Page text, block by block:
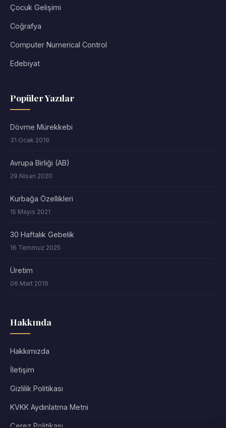
Çocuk Gelişimi
Coğrafya
Computer Numerical Control
Edebiyat
Popüler Yazılar
Dövme Mürekkebi
31 Ocak 2019
Avrupa Birliği (AB)
29 Nisan 2020
Kurbağa Özellikleri
15 Mayıs 2021
30 Haftalık Gebelik
16 Temmuz 2025
Üretim
06 Mart 2019
Hakkında
Hakkımızda
İletişim
Gizlilik Politikası
KVKK Aydınlatma Metni
Çerez Politikası